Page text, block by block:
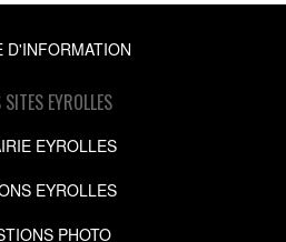
D'INFORMATION
SITES EYROLLES
EYROLLES
EYROLLES
PHOTO